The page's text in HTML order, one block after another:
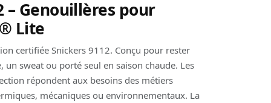
– Genouillères pour
Lite
certifiée Snickers 9112. Conçu pour rester
un sweat ou porté seul en saison chaude. Les
répondent aux besoins des métiers
mécaniques ou environnementaux. La